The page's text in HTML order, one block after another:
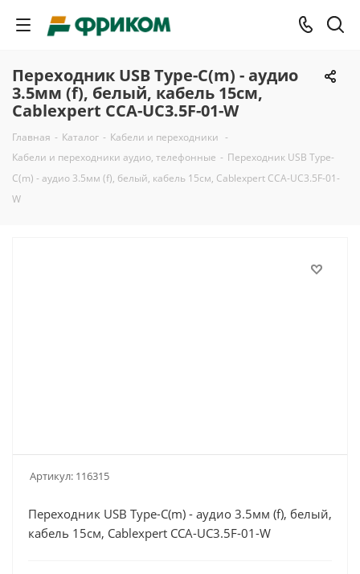
Переходник USB Type-C(m) - аудио
3.5мм (f), белый, кабель 15см,
Cablexpert CCA-UC3.5F-01-W
Главная - Каталог - Кабели и переходники -
Кабели и переходники аудио, телефонные - Переходник USB Type-
C(m) - аудио 3.5мм (f), белый, кабель 15см, Cablexpert CCA-UC3.5F-01-
W
Артикул: 116315
Переходник USB Type-C(m) - аудио 3.5мм (f), белый,
кабель 15см, Cablexpert CCA-UC3.5F-01-W